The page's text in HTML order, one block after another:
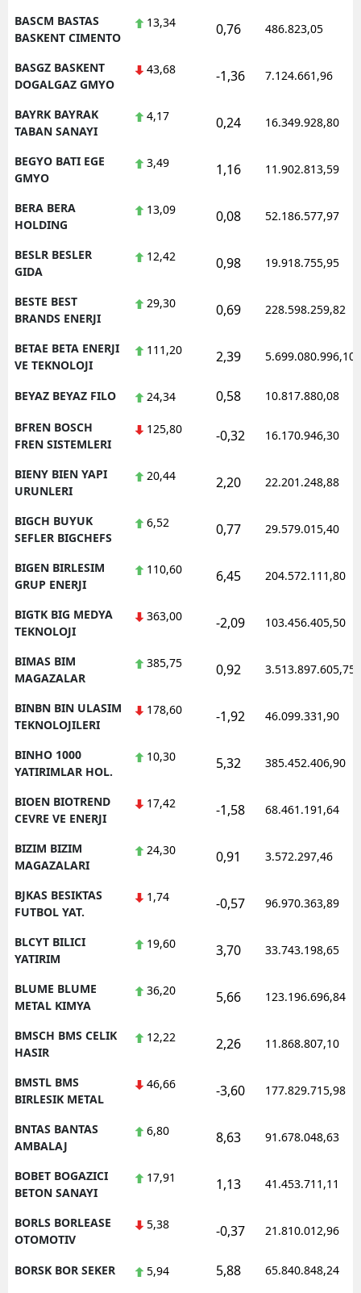
BASCM BASTAS
BASKENT CIMENTO
13,34 0,76 486.823,05
BASGZ BASKENT
DOGALGAZ GMYO
43,68 -1,36 7.124.661,96
BAYRK BAYRAK
TABAN SANAYI
4,17 0,24 16.349.928,80
BEGYO BATI EGE
GMYO
3,49 1,16 11.902.813,59
BERA BERA
HOLDING
13,09 0,08 52.186.577,97
BESLR BESLER
GIDA
12,42 0,98 19.918.755,95
BESTE BEST
BRANDS ENERJI
29,30 0,69 228.598.259,82
BETAE BETA ENERJI
VE TEKNOLOJI
111,20 2,39 5.699.080.996,10
BEYAZ BEYAZ FILO 24,34 0,58 10.817.880,08
BFREN BOSCH
FREN SISTEMLERI
125,80 -0,32 16.170.946,30
BIENY BIEN YAPI
URUNLERI
20,44 2,20 22.201.248,88
BIGCH BUYUK
SEFLER BIGCHEFS
6,52 0,77 29.579.015,40
BIGEN BIRLESIM
GRUP ENERJI
110,60 6,45 204.572.111,80
BIGTK BIG MEDYA
TEKNOLOJI
363,00 -2,09 103.456.405,50
BIMAS BIM
MAGAZALAR
385,75 0,92 3.513.897.605,75
BINBN BIN ULASIM
TEKNOLOJILERI
178,60 -1,92 46.099.331,90
BINHO 1000
YATIRIMLAR HOL.
10,30 5,32 385.452.406,90
BIOEN BIOTREND
CEVRE VE ENERJI
17,42 -1,58 68.461.191,64
BIZIM BIZIM
MAGAZALARI
24,30 0,91 3.572.297,46
BJKAS BESIKTAS
FUTBOL YAT.
1,74 -0,57 96.970.363,89
BLCYT BILICI
YATIRIM
19,60 3,70 33.743.198,65
BLUME BLUME
METAL KIMYA
36,20 5,66 123.196.696,84
BMSCH BMS CELIK
HASIR
12,22 2,26 11.868.807,10
BMSTL BMS
BIRLESIK METAL
46,66 -3,60 177.829.715,98
BNTAS BANTAS
AMBALAJ
6,80 8,63 91.678.048,63
BOBET BOGAZICI
BETON SANAYI
17,91 1,13 41.453.711,11
BORLS BORLEASE
OTOMOTIV
5,38 -0,37 21.810.012,96
BORSK BOR SEKER 5,94 5,88 65.840.848,24